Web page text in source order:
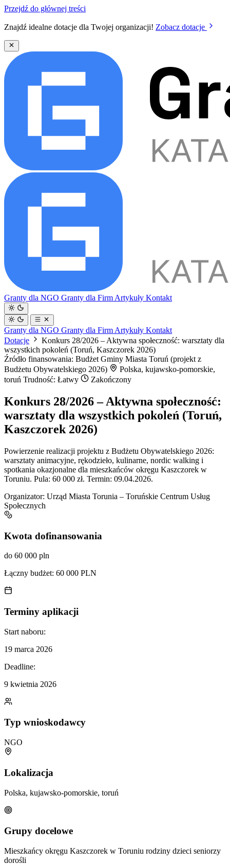
Przejdź do głównej treści
Znajdź idealne dotacje dla Twojej organizacji! Zobacz dotacje
Granty dla NGO Granty dla Firm Artykuły Kontakt
Granty dla NGO Granty dla Firm Artykuły Kontakt
Dotacje
Konkurs 28/2026 – Aktywna społeczność: warsztaty dla
wszystkich pokoleń (Toruń, Kaszczorek 2026)
Źródło finansowania: Budżet Gminy Miasta Toruń (projekt z
Budżetu Obywatelskiego 2026)
Polska, kujawsko-pomorskie,
toruń Trudność: Łatwy Zakończony
Konkurs 28/2026 – Aktywna społeczność:
warsztaty dla wszystkich pokoleń (Toruń,
Kaszczorek 2026)
Powierzenie realizacji projektu z Budżetu Obywatelskiego 2026:
warsztaty animacyjne, rękodzieło, kulinarne, nordic walking i
spotkania okazjonalne dla mieszkańców okręgu Kaszczorek w
Toruniu. Pula: 60 000 zł. Termin: 09.04.2026.
Organizator: Urząd Miasta Torunia – Toruńskie Centrum Usług
Społecznych
Kwota dofinansowania
do 60 000 pln
Łączny budżet: 60 000 PLN
Terminy aplikacji
Start naboru:
19 marca 2026
Deadline:
9 kwietnia 2026
Typ wnioskodawcy
NGO
Lokalizacja
Polska, kujawsko-pomorskie, toruń
Grupy docelowe
Mieszkańcy okręgu Kaszczorek w Toruniu rodziny dzieci seniorzy
dorośli